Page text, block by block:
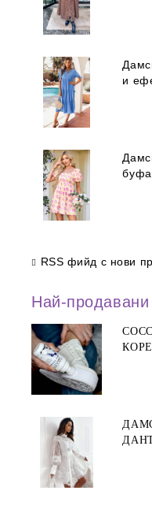
и
RSS фийд с нови
Най-продавани